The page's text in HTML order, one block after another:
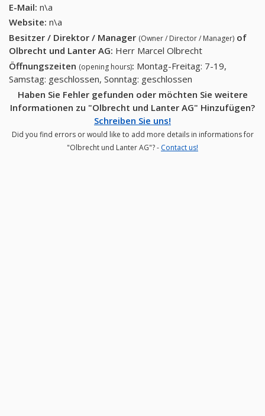
E-Mail: n\a
Website: n\a
Besitzer / Direktor / Manager (Owner / Director / Manager) of
Olbrecht und Lanter AG: Herr Marcel Olbrecht
Öffnungszeiten (opening hours): Montag-Freitag: 7-19,
Samstag: geschlossen, Sonntag: geschlossen
Haben Sie Fehler gefunden oder möchten Sie weitere
Informationen zu "Olbrecht und Lanter AG" Hinzufügen?
Schreiben Sie uns!
Did you find errors or would like to add more details in informations for
"Olbrecht und Lanter AG"? - Contact us!